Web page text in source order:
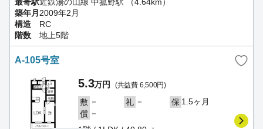
築年月 2009年2月
構造
RC
階数
地上5階
A-105号室
5.3万円 (共益費 6,500円)
敷 － 礼 － 保 1.5ヶ月
償 －